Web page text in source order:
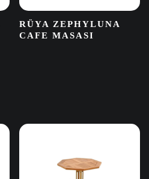
RÜYA ZEPHYLUNA
CAFE MASASI